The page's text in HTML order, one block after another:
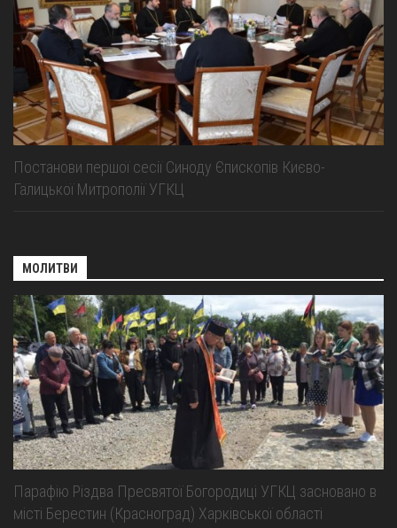
Постанови першої сесії Cиноду Єпископів Києво-
Галицької Митрополії УГКЦ
МОЛИТВИ
Парафію Різдва Пресвятої Богородиці УГКЦ засновано в
місті Берестин (Красноград) Харківської області